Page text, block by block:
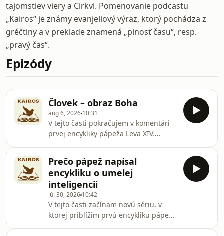
tajomstiev viery a Cirkvi. Pomenovanie podcastu
„Kairos“ je známy evanjeliový výraz, ktorý pochádza z
gréčtiny a v preklade znamená „plnosť času“, resp.
„pravý čas“.
Epizódy
Človek – obraz Boha
aug 6, 2026 10:31
V tejto časti pokračujem v komentári
prvej encykliky pápeža Leva XIV.
acast.com/privacy for more
information.
Prečo pápež napísal
encykliku o umelej
inteligencii
júl 30, 2026 10:42
V tejto časti začínam novú sériu, v
ktorej priblížim prvú encykliku pápeža